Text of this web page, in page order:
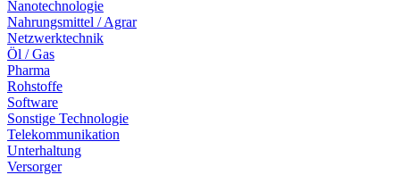
Nanotechnologie
Nahrungsmittel / Agrar
Netzwerktechnik
Öl / Gas
Pharma
Rohstoffe
Software
Sonstige Technologie
Telekommunikation
Unterhaltung
Versorger